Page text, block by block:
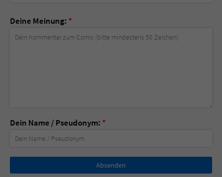
Deine Meinung: *
Dein Name / Pseudonym: *
Nicht
ausfüllen!